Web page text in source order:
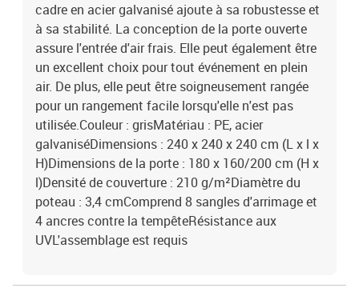
cadre en acier galvanisé ajoute à sa robustesse et
à sa stabilité. La conception de la porte ouverte
assure l'entrée d'air frais. Elle peut également être
un excellent choix pour tout événement en plein
air. De plus, elle peut être soigneusement rangée
pour un rangement facile lorsqu'elle n'est pas
utilisée.Couleur : grisMatériau : PE, acier
galvaniséDimensions : 240 x 240 x 240 cm (L x l x
H)Dimensions de la porte : 180 x 160/200 cm (H x
l)Densité de couverture : 210 g/m²Diamètre du
poteau : 3,4 cmComprend 8 sangles d'arrimage et
4 ancres contre la tempêteRésistance aux
UVL'assemblage est requis